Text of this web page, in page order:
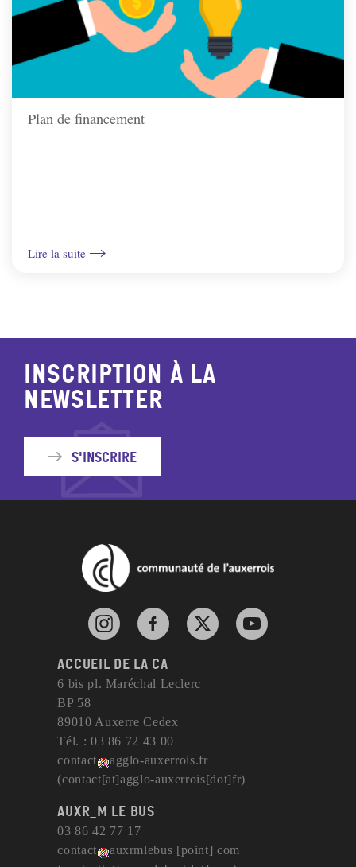
Plan de financement
Lire la suite
Inscription à la
newsletter
S'inscrire
Instagram de l'agglomération d'Auxerre
Facebook de l'agglomération d'Auxerre
X de l'agglomération
YouTube de
Accueil de la CA
6 bis pl. Maréchal Leclerc
BP 58
89010 Auxerre Cedex
Tél. : 03 86 72 43 00
contact
agglo-auxerrois.fr
(contact[at]agglo-auxerrois[dot]fr)
AuxR_M le bus
03 86 42 77 17
contact
auxrmlebus [point]com